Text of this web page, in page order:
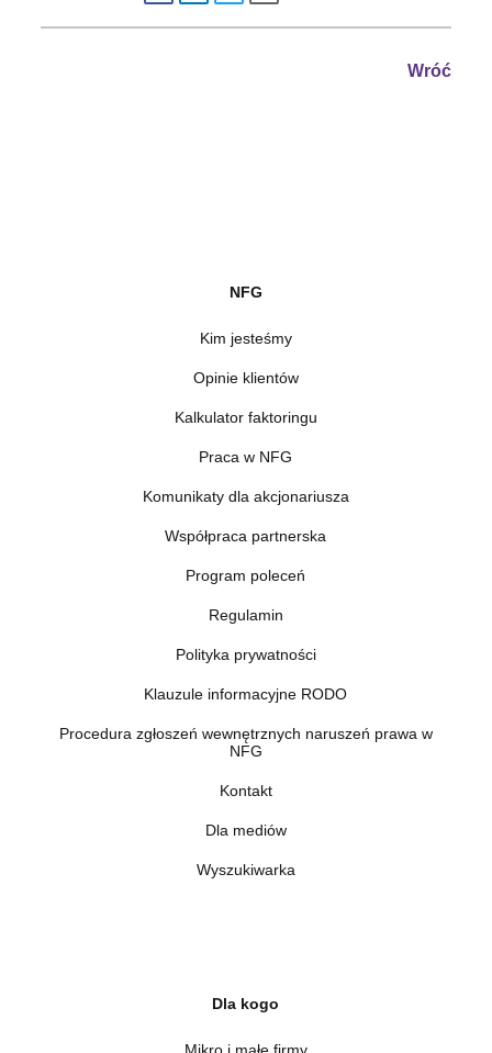
Wróć
NFG
Kim jesteśmy
Opinie klientów
Kalkulator faktoringu
Praca w NFG
Komunikaty dla akcjonariusza
Współpraca partnerska
Program poleceń
Regulamin
Polityka prywatności
Klauzule informacyjne RODO
Procedura zgłoszeń wewnętrznych naruszeń prawa w
NFG
Kontakt
Dla mediów
Wyszukiwarka
Dla kogo